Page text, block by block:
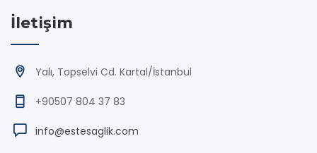
İletişim
Yalı, Topselvi Cd. Kartal/İstanbul
+90507 804 37 83
info@estesaglik.com